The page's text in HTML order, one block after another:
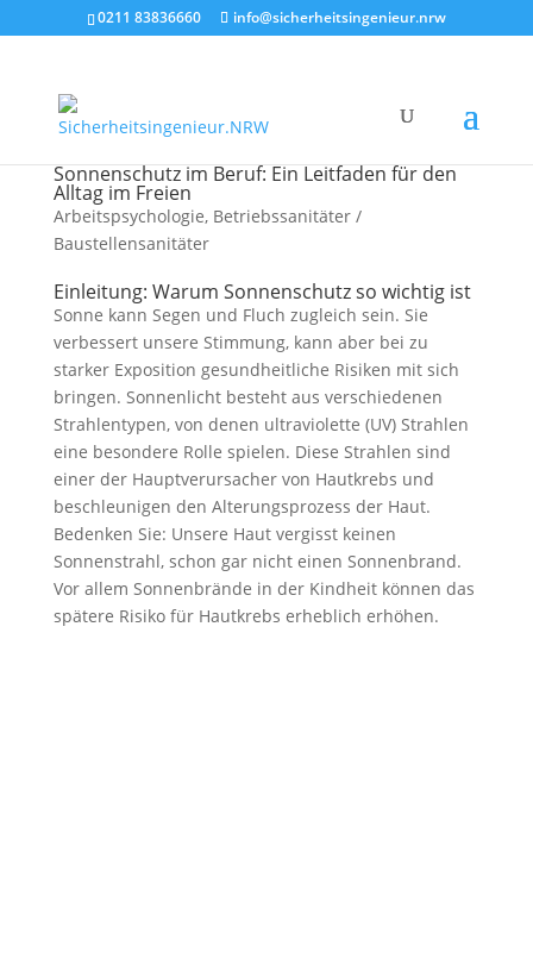
0211 83836660 info@sicherheitsingenieur.nrw
Sonnenschutz im Beruf: Ein Leitfaden für den
Alltag im Freien
Arbeitspsychologie, Betriebssanitäter /
Baustellensanitäter
Einleitung: Warum Sonnenschutz so wichtig ist
Sonne kann Segen und Fluch zugleich sein. Sie
verbessert unsere Stimmung, kann aber bei zu
starker Exposition gesundheitliche Risiken mit sich
bringen. Sonnenlicht besteht aus verschiedenen
Strahlentypen, von denen ultraviolette (UV) Strahlen
eine besondere Rolle spielen. Diese Strahlen sind
einer der Hauptverursacher von Hautkrebs und
beschleunigen den Alterungsprozess der Haut.
Bedenken Sie: Unsere Haut vergisst keinen
Sonnenstrahl, schon gar nicht einen Sonnenbrand.
Vor allem Sonnenbrände in der Kindheit können das
spätere Risiko für Hautkrebs erheblich erhöhen.